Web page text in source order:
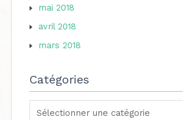
mai 2018
avril 2018
mars 2018
Catégories